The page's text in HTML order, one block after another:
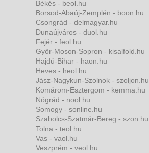
Békés - beol.hu
Borsod-Abaúj-Zemplén - boon.hu
Csongrád - delmagyar.hu
Dunaújváros - duol.hu
Fejér - feol.hu
Győr-Moson-Sopron - kisalfold.hu
Hajdú-Bihar - haon.hu
Heves - heol.hu
Jász-Nagykun-Szolnok - szoljon.hu
Komárom-Esztergom - kemma.hu
Nógrád - nool.hu
Somogy - sonline.hu
Szabolcs-Szatmár-Bereg - szon.hu
Tolna - teol.hu
Vas - vaol.hu
Veszprém - veol.hu